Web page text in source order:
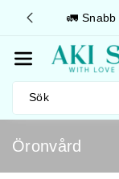
Ill Innehåll
05 50 🚛
Sök
P
Öronvård